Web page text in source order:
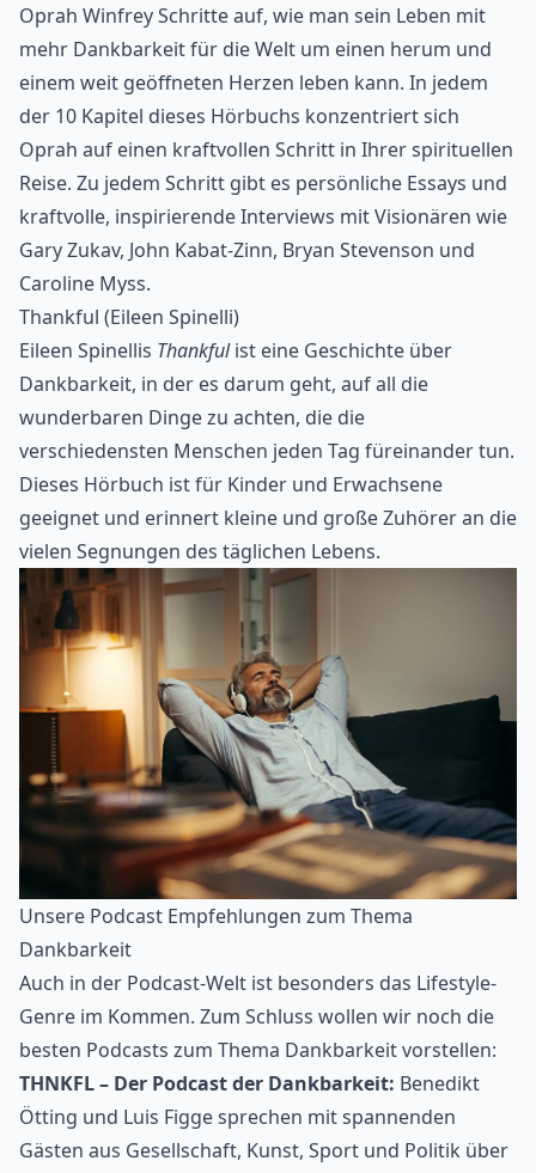
Oprah Winfrey Schritte auf, wie man sein Leben mit
mehr Dankbarkeit für die Welt um einen herum und
einem weit geöffneten Herzen leben kann. In jedem
der 10 Kapitel dieses Hörbuchs konzentriert sich
Oprah auf einen kraftvollen Schritt in Ihrer spirituellen
Reise. Zu jedem Schritt gibt es persönliche Essays und
kraftvolle, inspirierende Interviews mit Visionären wie
Gary Zukav, John Kabat-Zinn, Bryan Stevenson und
Caroline Myss.
Thankful (Eileen Spinelli)
Eileen Spinellis Thankfulist eine Geschichte über
Dankbarkeit, in der es darum geht, auf all die
wunderbaren Dinge zu achten, die die
verschiedensten Menschen jeden Tag füreinander tun.
Dieses Hörbuch ist für Kinder und Erwachsene
geeignet und erinnert kleine und große Zuhörer an die
vielen Segnungen des täglichen Lebens.
Unsere Podcast Empfehlungen zum Thema
Dankbarkeit
Auch in der Podcast-Welt ist besonders das Lifestyle-
Genre im Kommen. Zum Schluss wollen wir noch die
besten Podcasts zum Thema Dankbarkeit vorstellen:
THNKFL – Der Podcast der Dankbarkeit: Benedikt
Ötting und Luis Figge sprechen mit spannenden
Gästen aus Gesellschaft, Kunst, Sport und Politik über